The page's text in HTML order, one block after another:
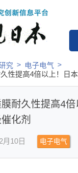
究 > 电子电气 >
性提高4倍以上！日
耐久性提高4
化剂
月10日 电子电气